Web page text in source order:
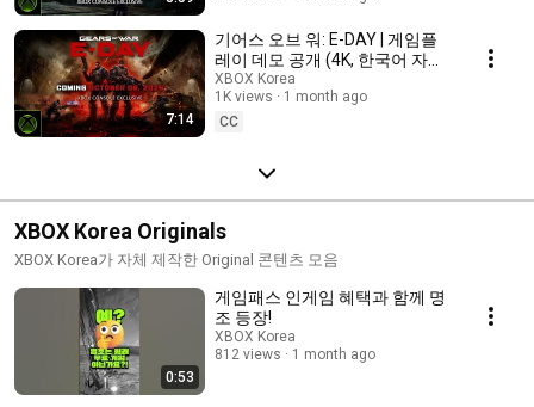
7:14
기어스 오브 워: E-DAY | 게임플
레이 데모 공개 (4K, 한국어 자막)
| XBOX Games Showcase 2026
XBOX Korea
1K views
1 month ago
CC
XBOX Korea Originals
XBOX Korea가 자체 제작한 Original 콘텐츠 모음
0:53
게임패스 인게임 혜택과 함께 명
조 등장!
XBOX Korea
812 views
1 month ago